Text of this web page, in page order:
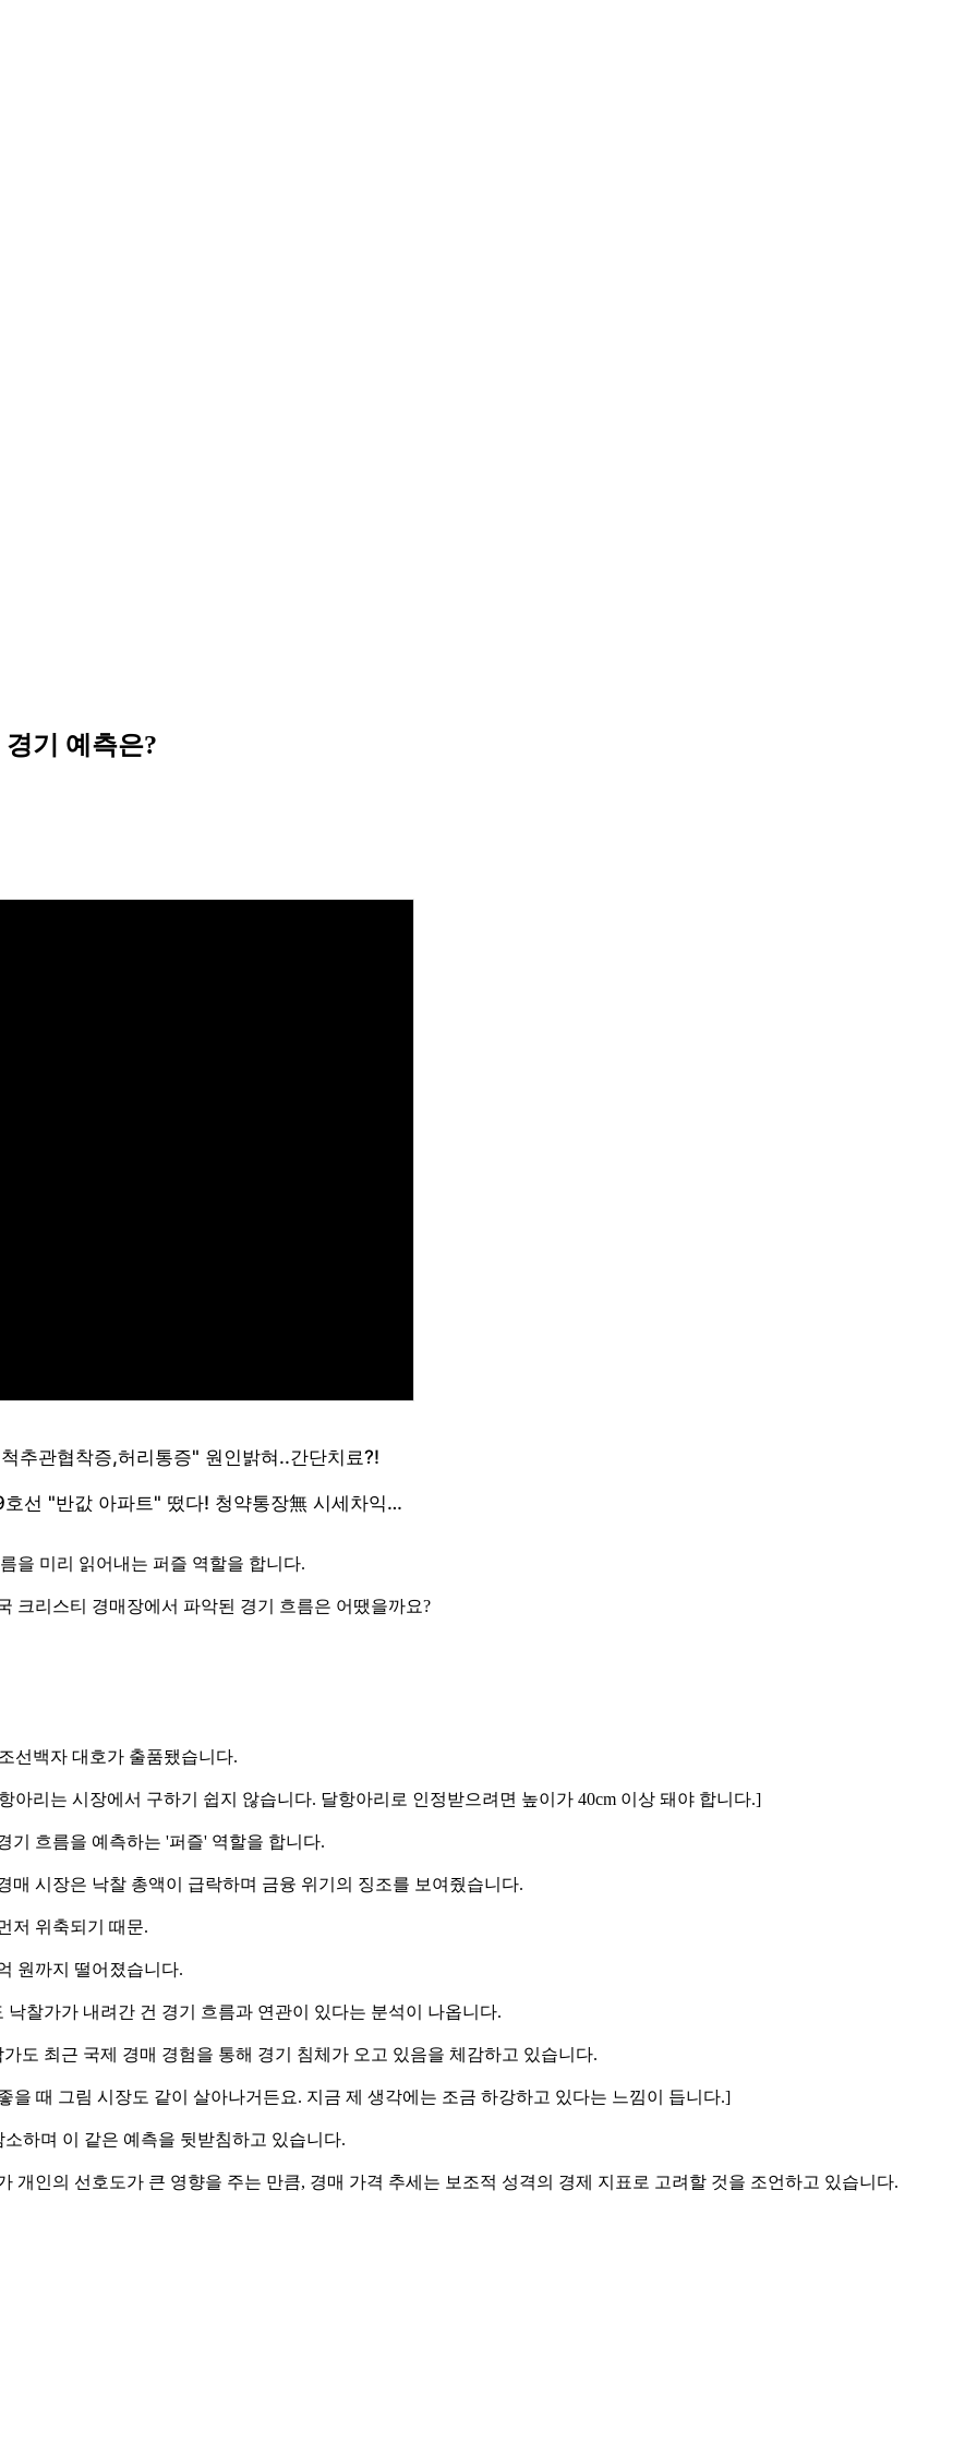
기 예측은?
을 미리 읽어내는 퍼즐 역할을 합니다.
크리스티 경매장에서 파악된 경기 흐름은 어땠을까요?
선백자 대호가 출품됐습니다.
아리는 시장에서 구하기 쉽지 않습니다. 달항아리로 인정받으려면 높이가 40cm 이상 돼야 합니다.]
기 흐름을 예측하는 '퍼즐' 역할을 합니다.
시장은 낙찰 총액이 급락하며 금융 위기의 징조를 보여줬습니다.
저 위축되기 때문.
원까지 떨어졌습니다.
찰가가 내려간 건 경기 흐름과 연관이 있다는 분석이 나옵니다.
도 최근 국제 경매 경험을 통해 경기 침체가 오고 있음을 체감하고 있습니다.
때 그림 시장도 같이 살아나거든요. 지금 제 생각에는 조금 하강하고 있다는 느낌이 듭니다.]
하며 이 같은 예측을 뒷받침하고 있습니다.
개인의 선호도가 큰 영향을 주는 만큼, 경매 가격 추세는 보조적 성격의 경제 지표로 고려할 것을 조언하고 있습니다.